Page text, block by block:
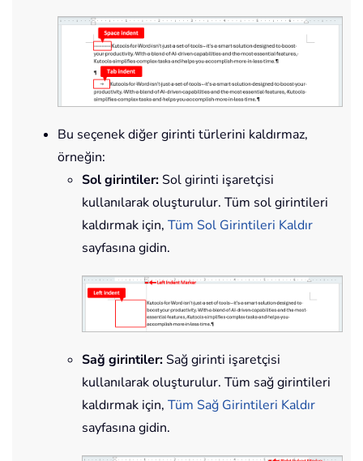
Bu seçenek diğer girinti türlerini kaldırmaz,
örneğin:
Sol girintiler: Sol girinti işaretçisi
kullanılarak oluşturulur. Tüm sol girintileri
kaldırmak için, Tüm Sol Girintileri Kaldır
sayfasına gidin.
Sağ girintiler: Sağ girinti işaretçisi
kullanılarak oluşturulur. Tüm sağ girintileri
kaldırmak için, Tüm Sağ Girintileri Kaldır
sayfasına gidin.